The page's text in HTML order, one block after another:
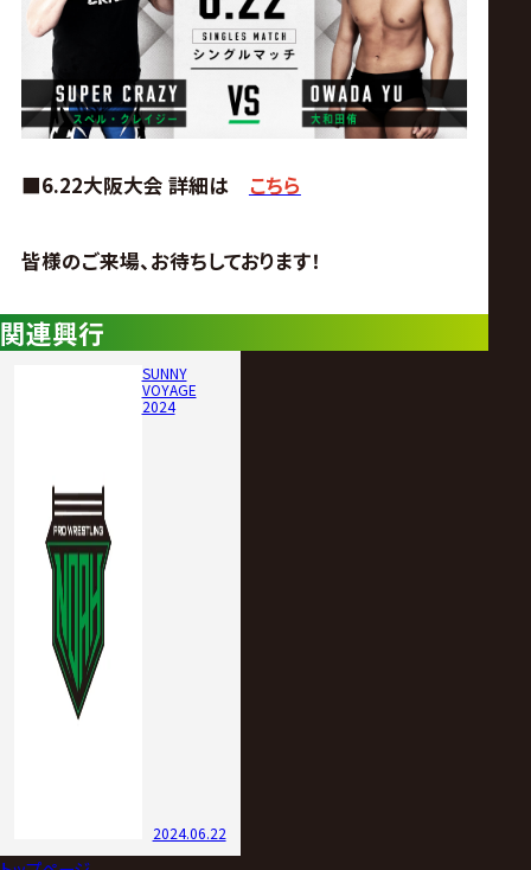
■6.22大阪大会 詳細は こちら
皆様のご来場、お待ちしております！
関連興行
SUNNY
VOYAGE
2024
2024.06.22